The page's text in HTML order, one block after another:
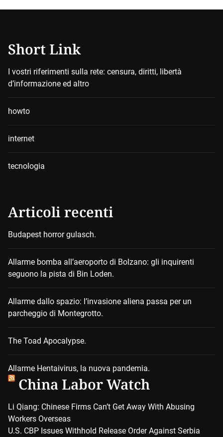
Short Link
I vostri riferimenti sulla rete: censura, diritti, libertà
d’informazione ed altro
howto
internet
tecnologia
Articoli recenti
Budapest horror gulasch.
Allarme bomba all’aeroporto di Bolzano: gli inquirenti
seguono la pista di Bin Loden.
Allarme dallo spazio: l’invasione aliena passa per un
parcheggio di Montegrotto.
The Toad Apocalypse.
Allarme Hentaivirus, la nuova pandemia.
China Labor Watch
Li Qiang: Chinese Firms Can’t Get Away With Abusing
Workers Overseas
U.S. CBP Issues Withhold Release Order Against Serbia